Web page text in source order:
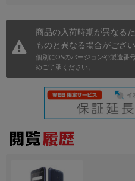
商品の入荷時期が異なる
ものと異なる場合がござい
個別にOSのバージョンや製造番
めご了承ください。
価格